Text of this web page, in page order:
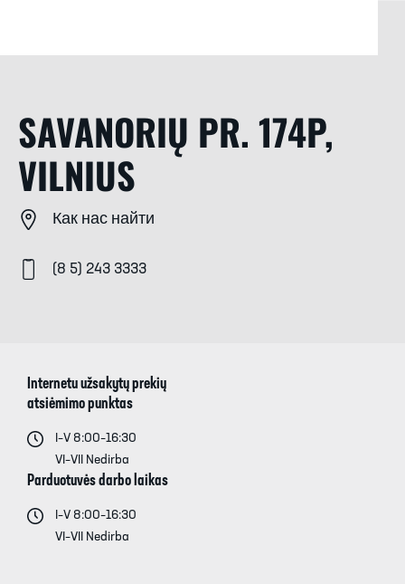
SAVANORIŲ PR. 174P,
VILNIUS
Как нас найти
(8 5) 243 3333
Internetu užsakytų prekių
atsiėmimo punktas
I–V 8:00–16:30
VI–VII Nedirba
Parduotuvės darbo laikas
I–V 8:00–16:30
VI–VII Nedirba